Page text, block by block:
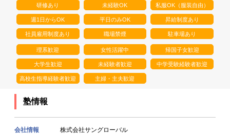
研修あり 未経験OK 私服OK（服装自由）
週1日からOK 平日のみOK 昇給制度あり
社員雇用制度あり 職場禁煙 駐車場あり
理系歓迎 女性活躍中 帰国子女歓迎
大学生歓迎 未経験者歓迎 中学受験経験者歓迎
高校生指導経験者歓迎 主婦・主夫歓迎
塾情報
会社情報
株式会社サングローバル